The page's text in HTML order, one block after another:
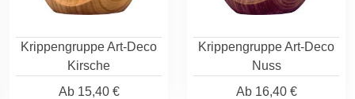
Krippengruppe Art-Deco
Kirsche
Ab15,40 €
Krippengruppe Art-Deco
Nuss
Ab16,40 €